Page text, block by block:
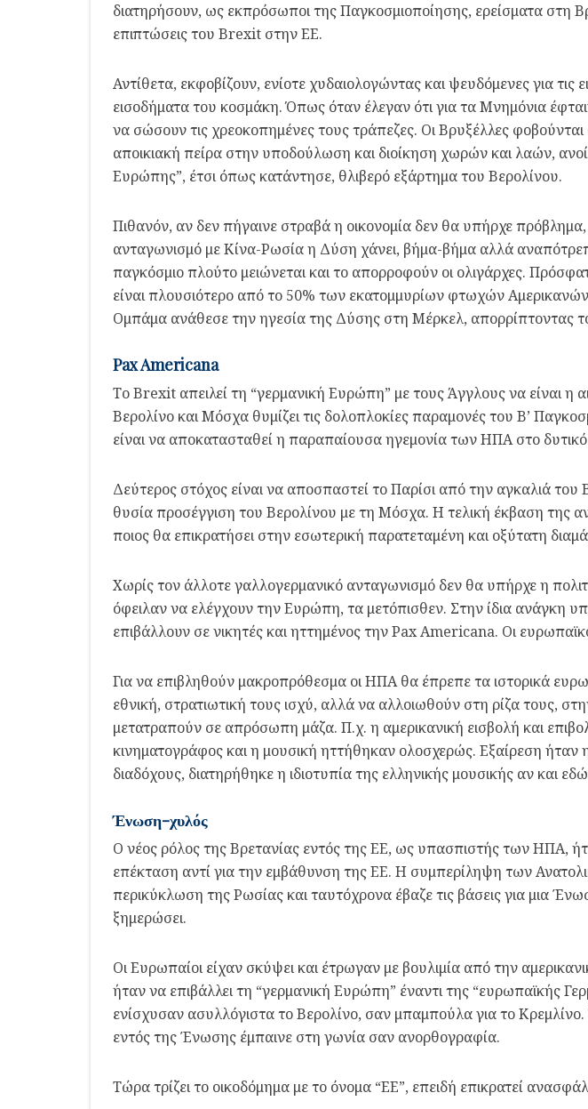
διατηρήσουν, ως εκπρόσωποι της Παγκοσμιοποίησης, ερείσματα στη
επιπτώσεις του Brexit στην ΕΕ.
Αντίθετα, εκφοβίζουν, ενίοτε χυδαιολογώντας και ψευδόμενες για
εισοδήματα του κοσμάκη. Όπως όταν έλεγαν ότι για τα Μνημόνια
να σώσουν τις χρεοκοπημένες τους τράπεζες. Οι Βρυξέλλες φοβούνται
αποικιακή πείρα στην υποδούλωση και διοίκηση χωρών και λαών,
Ευρώπης”, έτσι όπως κατάντησε, θλιβερό εξάρτημα του Βερολίνου.
Πιθανόν, αν δεν πήγαινε στραβά η οικονομία δεν θα υπήρχε
ανταγωνισμό με Κίνα-Ρωσία η Δύση χάνει, βήμα-βήμα αλλά
παγκόσμιο πλούτο μειώνεται και το απορροφούν οι ολιγάρχες.
είναι πλουσιότερο από το 50% των εκατομμυρίων φτωχών
Ομπάμα ανάθεσε την ηγεσία της Δύσης στη Μέρκελ, απορρίπτοντας
Pax Americana
Το Brexit απειλεί τη “γερμανική Ευρώπη” με τους Άγγλους να είναι
Βερολίνο και Μόσχα θυμίζει τις δολοπλοκίες παραμονές του Β’
είναι να αποκατασταθεί η παραπαίουσα ηγεμονία των ΗΠΑ στο
Δεύτερος στόχος είναι να αποσπαστεί το Παρίσι από την αγκαλιά του
θυσία προσέγγιση του Βερολίνου με τη Μόσχα. Η τελική έκβαση της
ποιος θα επικρατήσει στην εσωτερική παρατεταμένη και οξύτατη
Χωρίς τον άλλοτε γαλλογερμανικό ανταγωνισμό δεν θα υπήρχε η
όφειλαν να ελέγχουν την Ευρώπη, τα μετόπισθεν. Στην ίδια ανάγκη
επιβάλλουν σε νικητές και ηττημένος την Pax Americana. Οι
Για να επιβληθούν μακροπρόθεσμα οι ΗΠΑ θα έπρεπε τα ιστορικά
εθνική, στρατιωτική τους ισχύ, αλλά να αλλοιωθούν στη ρίζα τους,
μετατραπούν σε απρόσωπη μάζα. Π.χ. η αμερικανική εισβολή και
κινηματογράφος και η μουσική ηττήθηκαν ολοσχερώς. Εξαίρεση
διαδόχους, διατηρήθηκε η ιδιοτυπία της ελληνικής μουσικής αν και
Ένωση-χυλός
Ο νέος ρόλος της Βρετανίας εντός της ΕΕ, ως υπασπιστής των ΗΠΑ,
επέκταση αντί για την εμβάθυνση της ΕΕ. Η συμπερίληψη των
περικύκλωση της Ρωσίας και ταυτόχρονα έβαζε τις βάσεις για μια
ξημερώσει.
Οι Ευρωπαίοι είχαν σκύψει και έτρωγαν με βουλιμία από την
ήταν να επιβάλλει τη “γερμανική Ευρώπη” έναντι της “ευρωπαϊκής
ενίσχυσαν ασυλλόγιστα το Βερολίνο, σαν μπαμπούλα για το
εντός της Ένωσης έμπαινε στη γωνία σαν ανορθογραφία.
Τώρα τρίζει το οικοδόμημα με το όνομα “ΕΕ”, επειδή επικρατεί